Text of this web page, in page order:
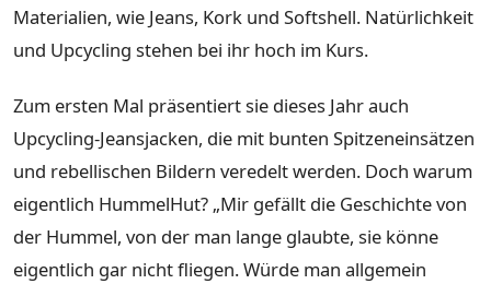
Materialien, wie Jeans, Kork und Softshell. Natürlichkeit
und Upcycling stehen bei ihr hoch im Kurs.
Zum ersten Mal präsentiert sie dieses Jahr auch
Upcycling-Jeansjacken, die mit bunten Spitzeneinsätzen
und rebellischen Bildern veredelt werden. Doch warum
eigentlich HummelHut? „Mir gefällt die Geschichte von
der Hummel, von der man lange glaubte, sie könne
eigentlich gar nicht fliegen. Würde man allgemein